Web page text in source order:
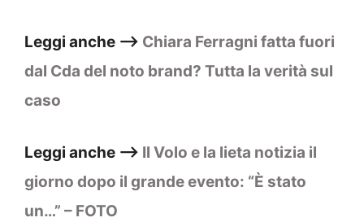
Leggi anche –> Chiara Ferragni fatta fuori
dal Cda del noto brand? Tutta la verità sul
caso
Leggi anche –> Il Volo e la lieta notizia il
giorno dopo il grande evento: “È stato
un…” – FOTO